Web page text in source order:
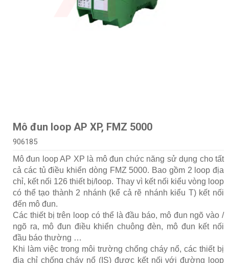
Mô đun loop AP XP, FMZ 5000
906185
Mô đun loop AP XP là mô đun chức năng sử dụng cho tất
cả các tủ điều khiển dòng FMZ 5000. Bao gồm 2 loop địa
chỉ, kết nối 126 thiết bị/loop. Thay vì kết nối kiểu vòng loop
có thể tạo thành 2 nhánh (kể cả rẽ nhánh kiểu T) kết nối
đến mô đun.
Các thiết bị trên loop có thể là đầu báo, mô đun ngõ vào /
ngõ ra, mô đun điều khiển chuông đèn, mô đun kết nối
đầu báo thường …
Khi làm việc trong môi trường chống cháy nổ, các thiết bị
địa chỉ chống cháy nổ (IS) được kết nối với đường loop